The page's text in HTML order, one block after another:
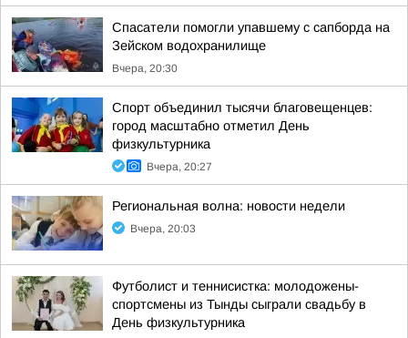
Спасатели помогли упавшему с сапборда на
Зейском водохранилище
Вчера, 20:30
Спорт объединил тысячи благовещенцев:
город масштабно отметил День
физкультурника
Вчера, 20:27
Региональная волна: новости недели
Вчера, 20:03
Футболист и теннисистка: молодожены-
спортсмены из Тынды сыграли свадьбу в
День физкультурника